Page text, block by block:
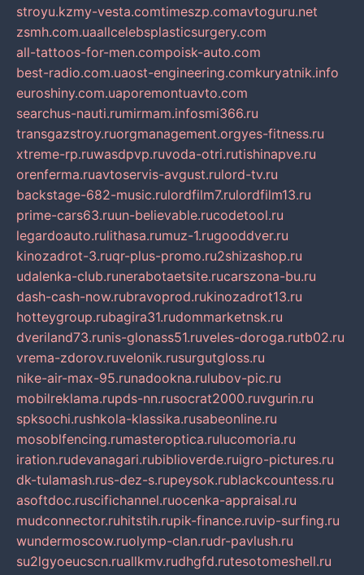
stroyu.kzmy-vesta.comtimeszp.comavtoguru.net
zsmh.com.uaallcelebsplasticsurgery.com
all-tattoos-for-men.compoisk-auto.com
best-radio.com.uaost-engineering.comkuryatnik.info
euroshiny.com.uaporemontuavto.com
searchus-nauti.rumirmam.infosmi366.ru
transgazstroy.ruorgmanagement.orgyes-fitness.ru
xtreme-rp.ruwasdpvp.ruvoda-otri.rutishinapve.ru
orenferma.ruavtoservis-avgust.rulord-tv.ru
backstage-682-music.rulordfilm7.rulordfilm13.ru
prime-cars63.ruun-believable.rucodetool.ru
legardoauto.rulithasa.rumuz-1.rugooddver.ru
kinozadrot-3.ruqr-plus-promo.ru2shizashop.ru
udalenka-club.runerabotaetsite.rucarszona-bu.ru
dash-cash-now.rubravoprod.rukinozadrot13.ru
hotteygroup.rubagira31.rudommarketnsk.ru
dveriland73.runis-glonass51.ruveles-doroga.rutb02.ru
vrema-zdorov.ruvelonik.rusurgutgloss.ru
nike-air-max-95.runadookna.rulubov-pic.ru
mobilreklama.rupds-nn.rusocrat2000.ruvgurin.ru
spksochi.rushkola-klassika.rusabeonline.ru
mosoblfencing.rumasteroptica.rulucomoria.ru
iration.rudevanagari.rubiblioverde.ruigro-pictures.ru
dk-tulamash.rus-dez-s.rupeysok.rublackcountess.ru
asoftdoc.ruscifichannel.ruocenka-appraisal.ru
mudconnector.ruhitstih.rupik-finance.ruvip-surfing.ru
wundermoscow.ruolymp-clan.rudr-pavlush.ru
su2lgyoeucscn.ruallkmv.rudhgfd.rutesotomeshell.ru